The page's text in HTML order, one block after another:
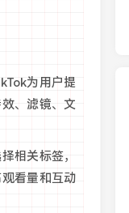
为用户提
、滤镜、文
相关标签，
看量和互动